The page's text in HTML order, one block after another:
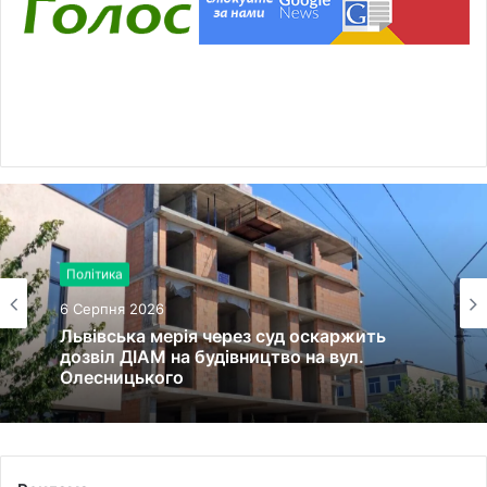
Політика
6 Серпня 2026
Львівська мерія через суд оскаржить
дозвіл ДІАМ на будівництво на вул.
Олесницького